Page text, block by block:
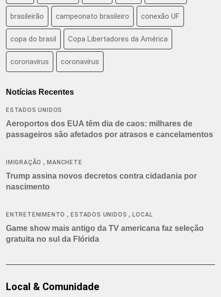
brasileirão campeonato brasileiro conexão UF
copa do brasil Copa Libertadores da América
coronavirus coronavírus
Notícias Recentes
ESTADOS UNIDOS
Aeroportos dos EUA têm dia de caos: milhares de
passageiros são afetados por atrasos e cancelamentos
IMIGRAÇÃO ,MANCHETE
Trump assina novos decretos contra cidadania por
nascimento
ENTRETENIMENTO ,ESTADOS UNIDOS ,LOCAL
Game show mais antigo da TV americana faz seleção
gratuita no sul da Flórida
Local & Comunidade